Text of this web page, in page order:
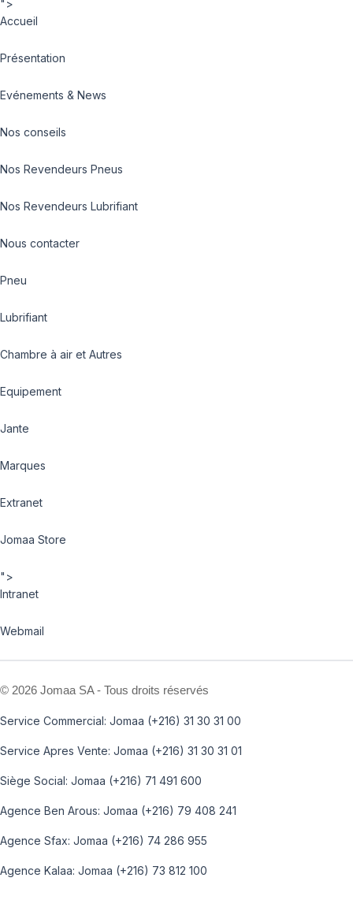
">
Accueil
Présentation
Evénements & News
Nos conseils
Nos Revendeurs Pneus
Nos Revendeurs Lubrifiant
Nous contacter
Pneu
Lubrifiant
Chambre à air et Autres
Equipement
Jante
Marques
Extranet
Jomaa Store
">
Intranet
Webmail
© 2026 Jomaa SA - Tous droits réservés
Service Commercial: Jomaa (+216) 31 30 31 00
Service Apres Vente: Jomaa (+216) 31 30 31 01
Siège Social: Jomaa (+216) 71 491 600
Agence Ben Arous: Jomaa (+216) 79 408 241
Agence Sfax: Jomaa (+216) 74 286 955
Agence Kalaa: Jomaa (+216) 73 812 100